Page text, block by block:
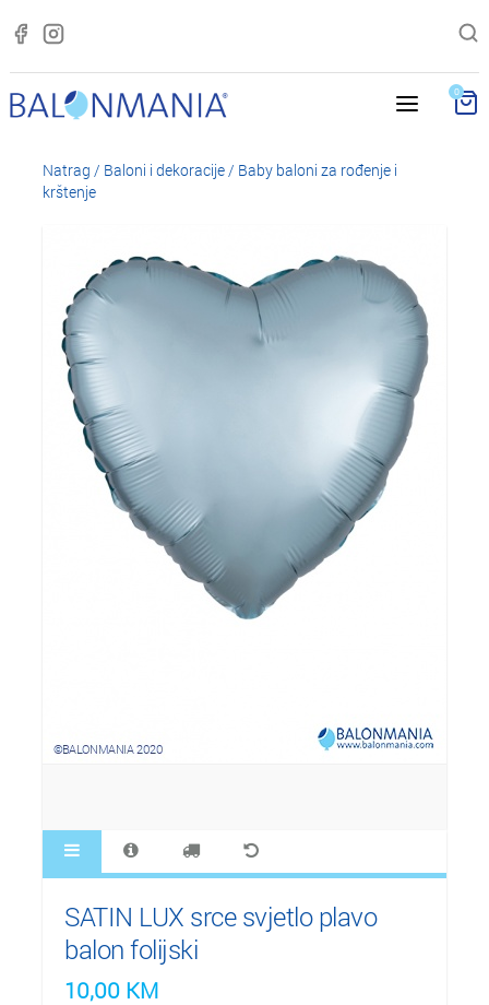
0
Natrag / Baloni i dekoracije/ Baby baloni za rođenje i
krštenje
SATIN LUX srce svjetlo plavo
balon folijski
10,00 KM